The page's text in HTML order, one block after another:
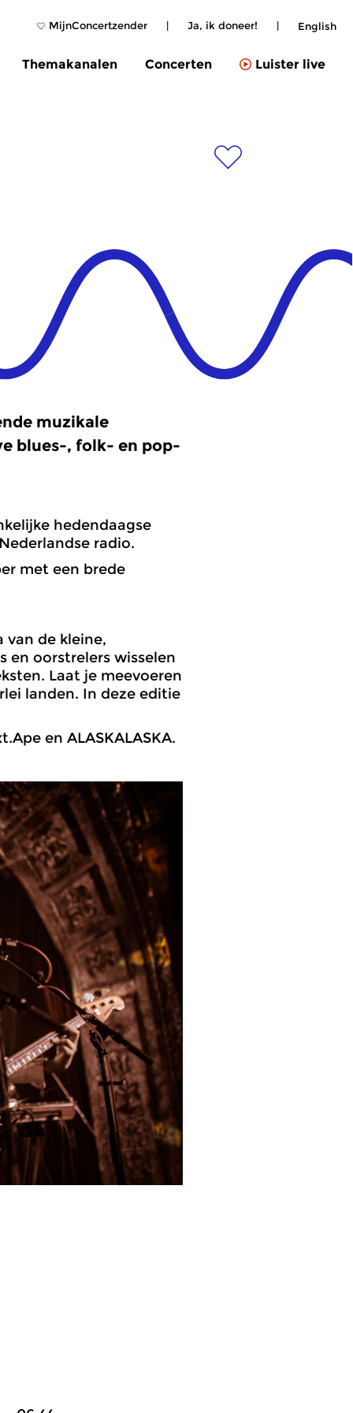
MijnConcertzender | Ja, ik doneer! | English
Themakanalen Concerten Luister live
muzikale
blues-, folk- en pop-
hedendaagse
radio.
met een brede
de kleine,
en oorstrelers wisselen
Laat je meevoeren
landen. In deze editie
en ALASKALASKA.